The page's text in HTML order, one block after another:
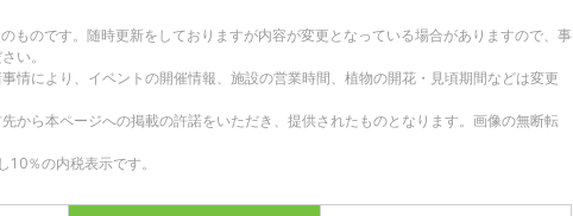
ものです。随時更新をしておりますが内容が変更となっている場合がありますので、事
い。
情により、イベントの開催情報、施設の営業時間、植物の開花・見頃期間などは変更
から本ページへの掲載の許諾をいただき、提供されたものとなります。画像の無断転
％の内税表示です。